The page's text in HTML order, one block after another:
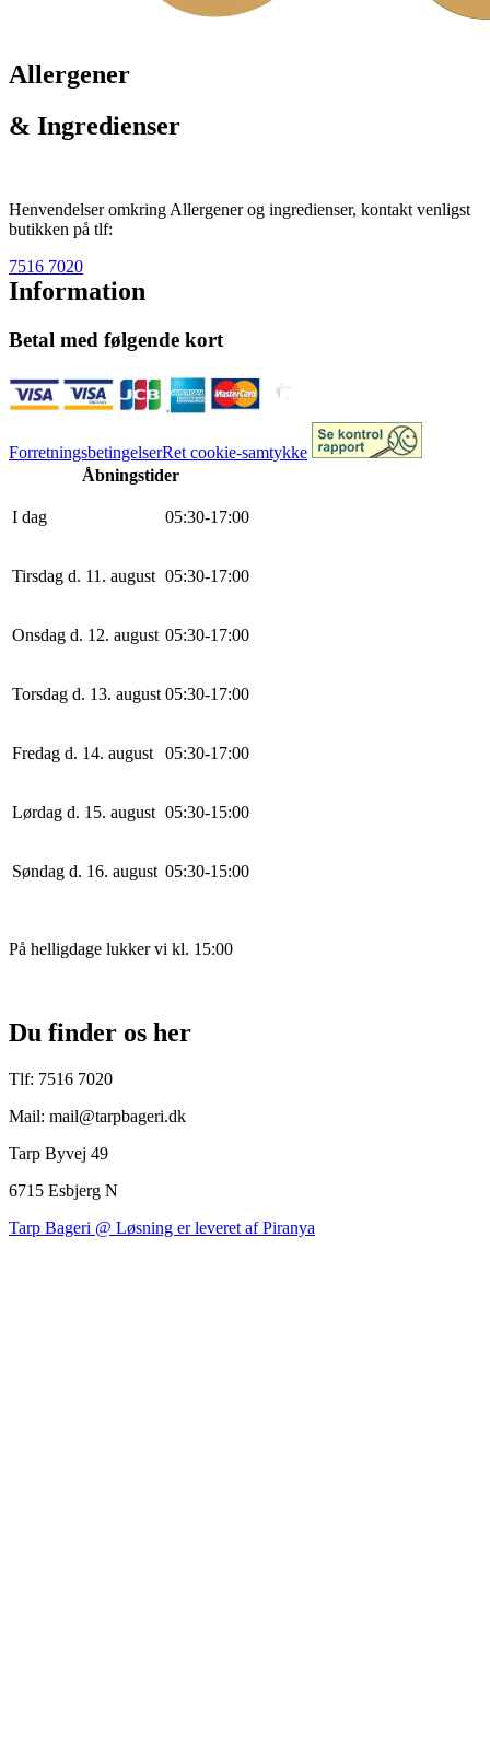
Allergener
& Ingredienser
Henvendelser omkring Allergener og ingredienser, kontakt venligst
butikken på tlf:
7516 7020
Information
Betal med følgende kort
ForretningsbetingelserRet cookie-samtykke
Åbningstider
I dag 05:30-17:00
Tirsdag d. 11. august 05:30-17:00
Onsdag d. 12. august 05:30-17:00
Torsdag d. 13. august 05:30-17:00
Fredag d. 14. august 05:30-17:00
Lørdag d. 15. august 05:30-15:00
Søndag d. 16. august 05:30-15:00
På helligdage lukker vi kl. 15:00
Du finder os her
Tlf: 7516 7020
Mail: mail@tarpbageri.dk
Tarp Byvej 49
6715 Esbjerg N
Tarp Bageri @ Løsning er leveret af Piranya